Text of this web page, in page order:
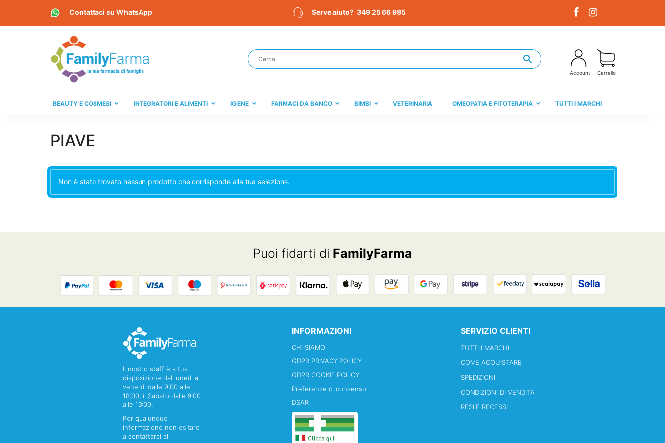
Contattaci su WhatsApp Serve aiuto? 349 25 66 985
Account Carrello
BEAUTY E COSMESI INTEGRATORI E ALIMENTI IGIENE FARMACI DA BANCO BIMBI VETERINARIA OMEOPATIA E FITOTERAPIA TUTTI I MARCHI
PIAVE
Non è stato trovato nessun prodotto che corrisponde alla tua selezione.
Puoi fidarti di FamilyFarma
Il nostro staff è a tua
disposizione dal lunedi al
venerdi dalle 9:00 alle
18:00, il Sabato dalle 9:00
alle 13:00.
Per qualunque
informazione non esitare
a contattarci al
INFORMAZIONI
CHI SIAMO
GDPR PRIVACY POLICY
GDPR COOKIE POLICY
Preferenze di consenso
DSAR
SERVIZIO CLIENTI
TUTTI I MARCHI
COME ACQUISTARE
SPEDIZIONI
CONDIZIONI DI VENDITA
RESI E RECESSI